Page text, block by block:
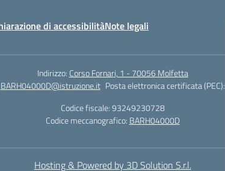
di accessibilitàNote legali
Indirizzo: Corso Fornari, 1 - 70056 Molfetta
BARH04000D@istruzione.it Posta elettronica certificata (PEC):
Codice fiscale: 93249230728
Codice meccanografico: BARH04000D
Hosting & Powered by 3D Solution S.r.l.